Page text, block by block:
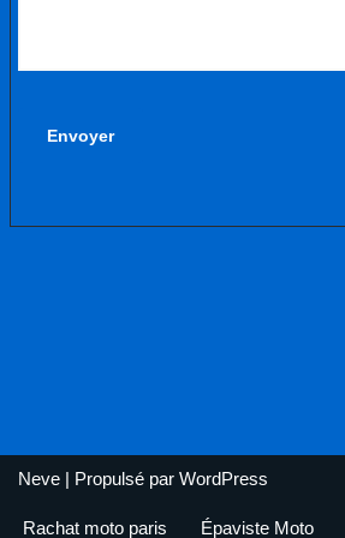
Neve | Propulsé par WordPress
Rachat moto paris Épaviste Moto